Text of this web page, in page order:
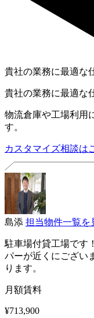
貴社の業務に最適な
貴社の業務に最適な
物流倉庫や工場利用
す。
カスタマイズ相談は
島添 担当物件一覧を
駐車場付貸工場です
パーが近くにござい
ります。
月額賃料
¥713,900